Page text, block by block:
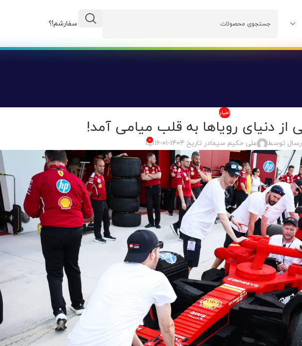
وضعیت سفارشم!؟
اخبار
از دنیای رویاها به قلب میامی آمد!
توسط علی حکیم سیمادر تاریخ 1404-01-16 0